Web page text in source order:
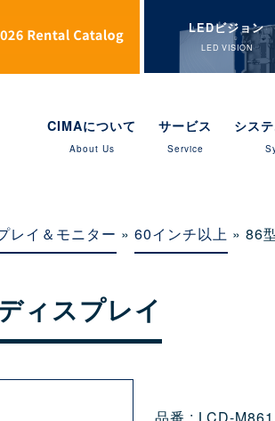
LEDビジョン
LED VISION
CIMAについて
About Us
サービス
Service
シス
レイ＆モニター » 60インチ以上 » 86
ィスプレイ